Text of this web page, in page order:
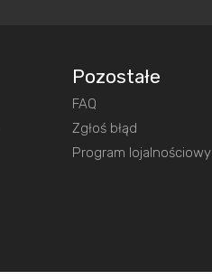
Pozostałe
FAQ
Zgłoś błąd
Program lojalnościowy